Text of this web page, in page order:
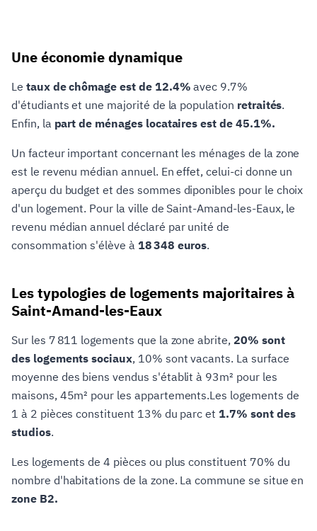
Une économie dynamique
Le taux de chômage est de 12.4% avec 9.7%
d'étudiants et une majorité de la population retraités.
Enfin, la part de ménages locataires est de 45.1%.
Un facteur important concernant les ménages de la zone
est le revenu médian annuel. En effet, celui-ci donne un
aperçu du budget et des sommes diponibles pour le choix
d'un logement. Pour la ville de Saint-Amand-les-Eaux, le
revenu médian annuel déclaré par unité de
consommation s'élève à 18 348 euros.
Les typologies de logements majoritaires à
Saint-Amand-les-Eaux
Sur les 7 811 logements que la zone abrite, 20% sont
des logements sociaux, 10% sont vacants. La surface
moyenne des biens vendus s'établit à 93m² pour les
maisons, 45m² pour les appartements.Les logements de
1 à 2 pièces constituent 13% du parc et1.7% sont des
studios.
Les logements de 4 pièces ou plus constituent 70% du
nombre d'habitations de la zone. La commune se situe en
zone B2.